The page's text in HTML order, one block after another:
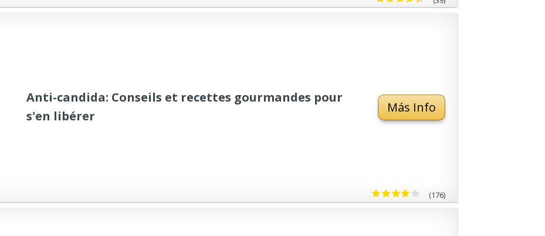
Anti-candida: Conseils et recettes gourmandes pour
s'en libérer
Más Info
(176)